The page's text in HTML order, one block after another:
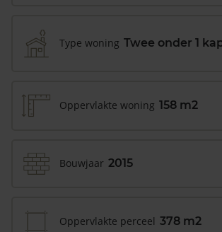
Type woning Twee onder 1
Oppervlakte woning 158 m2
Bouwjaar 2015
Oppervlakte perceel 378 m2